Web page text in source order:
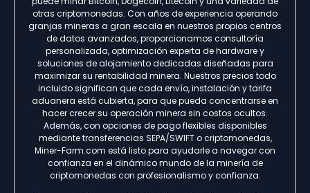
otras criptomonedas. Con años de experiencia operando
granjas mineras a gran escala en nuestros propios centros
de datos avanzados, proporcionamos consultoría
personalizada, optimización experta de hardware y
soluciones de alojamiento dedicadas diseñadas para
maximizar su rentabilidad minera. Nuestros precios todo
incluido significan que cada envío, instalación y tarifa
aduanera está cubierta, para que pueda concentrarse en
hacer crecer su operación minera sin costos ocultos.
Además, con opciones de pago flexibles disponibles
mediante transferencias SEPA/SWIFT o criptomonedas,
Miner-Farm.com está listo para ayudarle a navegar con
confianza en el dinámico mundo de la minería de
criptomonedas con profesionalismo y confianza.